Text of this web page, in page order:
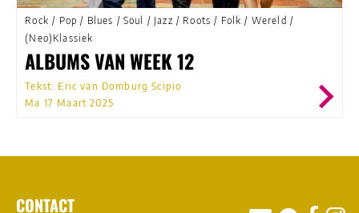
Rock / Pop / Blues / Soul / Jazz / Roots / Folk / Wereld /
(Neo)Klassiek
ALBUMS VAN WEEK 12
Tekst: Eric van Domburg Scipio
Ma 17 Maart 2025
CONTACT